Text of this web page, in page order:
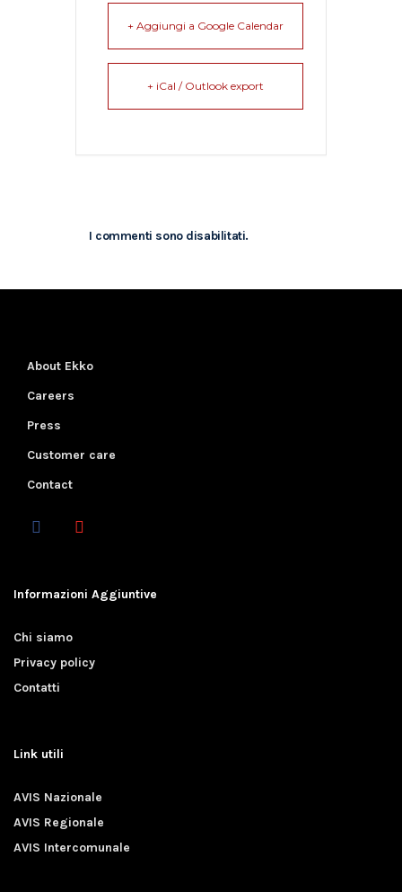
+ Aggiungi a Google Calendar
+ iCal / Outlook export
I commenti sono disabilitati.
About Ekko
Careers
Press
Customer care
Contact
Informazioni Aggiuntive
Chi siamo
Privacy policy
Contatti
Link utili
AVIS Nazionale
AVIS Regionale
AVIS Intercomunale